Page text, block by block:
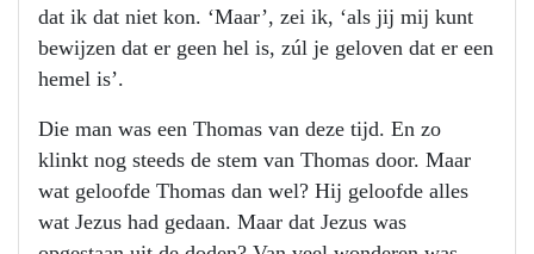
dat ik dat niet kon. ‘Maar’, zei ik, ‘als jij mij kunt
bewijzen dat er geen hel is, zúl je geloven dat er een
hemel is’.
Die man was een Thomas van deze tijd. En zo
klinkt nog steeds de stem van Thomas door. Maar
wat geloofde Thomas dan wel? Hij geloofde alles
wat Jezus had gedaan. Maar dat Jezus was